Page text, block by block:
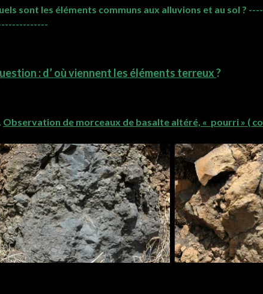
sont les éléments communs aux alluvions et au sol
: d’ où viennent les éléments terreux?
Observation de morceaux de basalte altéré, « pourri » (